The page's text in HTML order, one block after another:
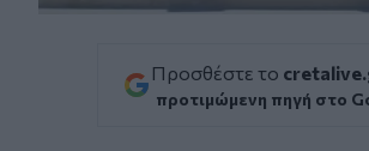
Προσθέστε το
προτιμώμενη πηγή στο